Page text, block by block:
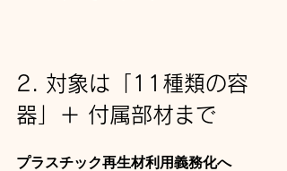
2. 対象は「11種類の容
器」＋ 付属部材まで
プラスチック再生材利用義務化へ